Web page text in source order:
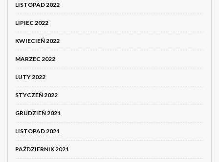
LISTOPAD 2022
LIPIEC 2022
KWIECIEŃ 2022
MARZEC 2022
LUTY 2022
STYCZEŃ 2022
GRUDZIEŃ 2021
LISTOPAD 2021
PAŹDZIERNIK 2021